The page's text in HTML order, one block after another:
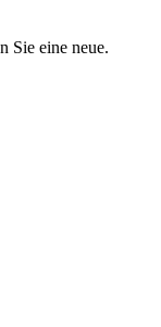
Sie eine neue.